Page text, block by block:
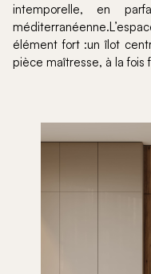
intemporelle, en
élément fort :un îlot
pièce maîtresse, à la fois